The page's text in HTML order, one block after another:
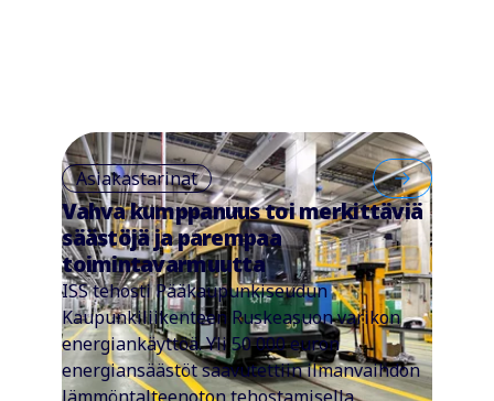
Asiakastarinat
Vahva kumppanuus toi merkittäviä
säästöjä ja parempaa
toimintavarmuutta
ISS tehosti Pääkaupunkiseudun
Kaupunkiliikenteen Ruskeasuon varikon
energiankäyttöä. Yli 50 000 euron
energiansäästöt saavutettiin ilmanvaihdon